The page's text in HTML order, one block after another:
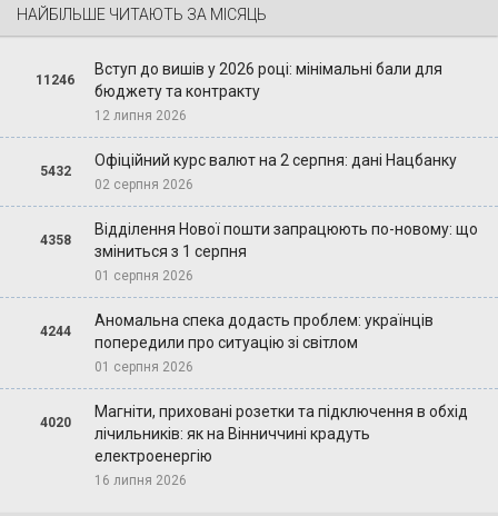
НАЙБІЛЬШЕ ЧИТАЮТЬ ЗА МІСЯЦЬ
11246
Вступ до вишів у 2026 році: мінімальні бали для
бюджету та контракту
12 липня 2026
5432
Офіційний курс валют на 2 серпня: дані Нацбанку
02 серпня 2026
4358
Відділення Нової пошти запрацюють по-новому: що
зміниться з 1 серпня
01 серпня 2026
4244
Аномальна спека додасть проблем: українців
попередили про ситуацію зі світлом
01 серпня 2026
4020
Магніти, приховані розетки та підключення в обхід
лічильників: як на Вінниччині крадуть
електроенергію
16 липня 2026